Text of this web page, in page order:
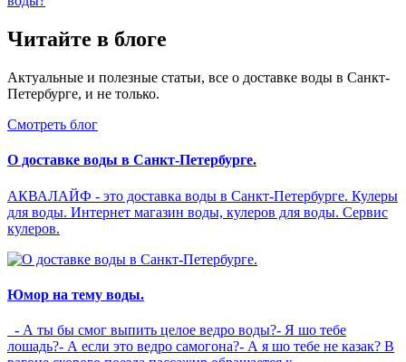
Читайте в блоге
Актуальные и полезные статьи, все о доставке воды в Санкт-
Петербурге, и не только.
Смотреть блог
О доставке воды в Санкт-Петербурге.
АКВАЛАЙФ - это доставка воды в Санкт-Петербурге. Кулеры
для воды. Интернет магазин воды, кулеров для воды. Сервис
кулеров.
Юмор на тему воды.
- А ты бы смог выпить целое ведро воды?- Я шо тебе
лошадь?- А если это ведро самогона?- А я шо тебе не казак? В